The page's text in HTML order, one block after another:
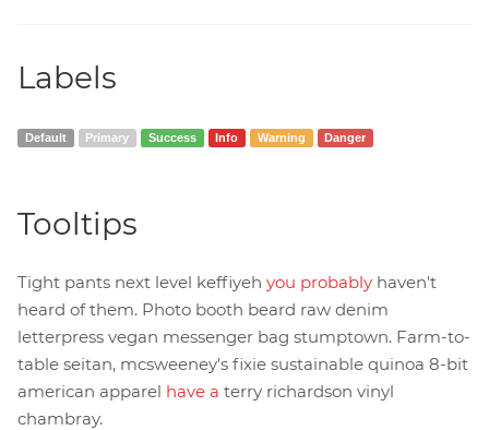
Labels
Default Primary Success Info Warning Danger
Tooltips
Tight pants next level keffiyeh you probably haven't
heard of them. Photo booth beard raw denim
letterpress vegan messenger bag stumptown. Farm-to-
table seitan, mcsweeney's fixie sustainable quinoa 8-bit
american apparel have a terry richardson vinyl
chambray.